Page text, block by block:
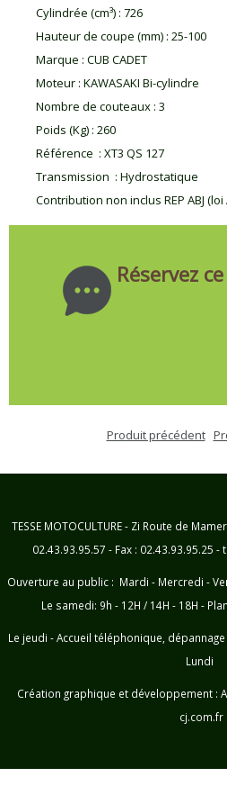
Cylindrée (cm³) : 726
Hauteur de coupe (mm) : 25-100
Marque : CUB CADET
Moteur : KAWASAKI Bi-cylindre
Nombre de couteaux : 3
Poids (Kg) : 260
Référence : XT3 QS 127
Transmission : Hydrostatique
Contribution non inclus REP ABJ (loi
Réservez
Produit précédent
TESSE MOTOCULTURE - Zi Route de
02.43.93.95.57 - Fax : 02.43.93.95.25
Ouverture au public : Mardi - Mercredi -
Le samedi: 9h - 12H / 14H - 18H -
Le jeudi - Accueil téléphonique,
Lundi
Création graphique et développement :
cj.com.fr